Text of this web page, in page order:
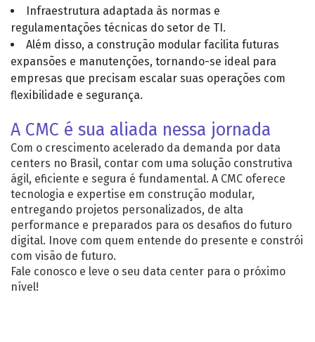
Infraestrutura adaptada às normas e
regulamentações técnicas do setor de TI.
Além disso, a construção modular facilita futuras
expansões e manutenções, tornando-se ideal para
empresas que precisam escalar suas operações com
flexibilidade e segurança.
A CMC é sua aliada nessa jornada
Com o crescimento acelerado da demanda por data
centers no Brasil, contar com uma solução construtiva
ágil, eficiente e segura é fundamental. A CMC oferece
tecnologia e expertise em construção modular,
entregando projetos personalizados, de alta
performance e preparados para os desafios do futuro
digital. Inove com quem entende do presente e constrói
com visão de futuro.
Fale conosco e leve o seu data center para o próximo
nível!